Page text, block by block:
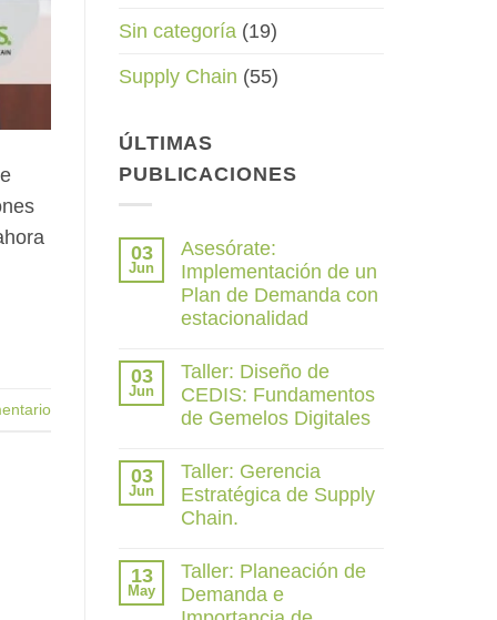
Sin categoría (19)
Supply Chain (55)
ÚLTIMAS
PUBLICACIONES
03
Jun
Asesórate:
Implementación de un
Plan de Demanda con
estacionalidad
comentarios
en
Asesórate:
Implementación
Plan
de
Demanda
con
03
Jun
Taller: Diseño de
CEDIS: Fundamentos
de Gemelos Digitales
comentarios
en
Taller:
Diseño
Fundamentos
de
Gemelos
03
Jun
Taller: Gerencia
Estratégica de Supply
Chain.
comentarios
en
Taller:
13
May
Taller: Planeación de
Demanda e